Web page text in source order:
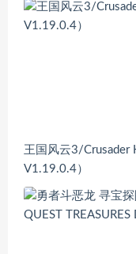
王国风云3/Crusader
V1.19.0.4）